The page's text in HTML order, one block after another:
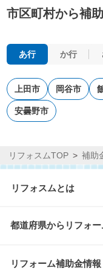
市区町村から補
あ行 か行
上田市 岡谷市
安曇野市
リフォスムTOP 補助
リフォスムとは
都道府県からリフォ
リフォーム補助金情報